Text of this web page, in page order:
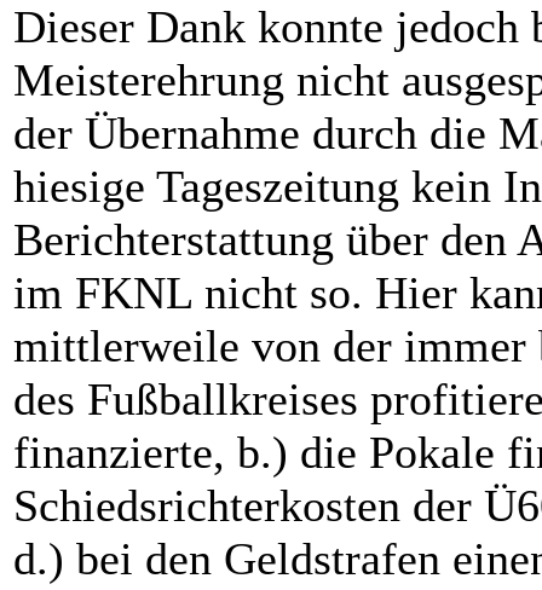
Dieser Dank konnte jedoch
Meisterehrung nicht
der Übernahme durch die
hiesige Tageszeitung kein
Berichterstattung über den
im FKNL nicht so. Hier
mittlerweile von der immer
des Fußballkreises
finanzierte, b.) die Pokale
Schiedsrichterkosten der
d.) bei den Geldstrafen